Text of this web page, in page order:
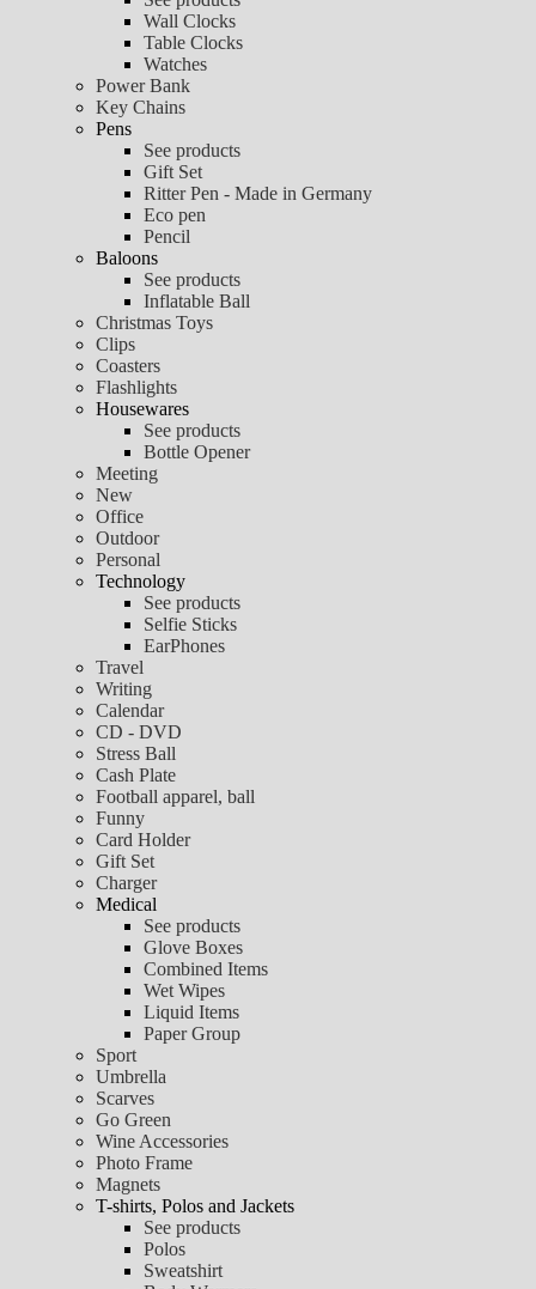
Wall Clocks
Table Clocks
Watches
Power Bank
Key Chains
Pens
See products
Gift Set
Ritter Pen - Made in Germany
Eco pen
Pencil
Baloons
See products
Inflatable Ball
Christmas Toys
Clips
Coasters
Flashlights
Housewares
See products
Bottle Opener
Meeting
New
Office
Outdoor
Personal
Technology
See products
Selfie Sticks
EarPhones
Travel
Writing
Calendar
CD - DVD
Stress Ball
Cash Plate
Football apparel, ball
Funny
Card Holder
Gift Set
Charger
Medical
See products
Glove Boxes
Combined Items
Wet Wipes
Liquid Items
Paper Group
Sport
Umbrella
Scarves
Go Green
Wine Accessories
Photo Frame
Magnets
T-shirts, Polos and Jackets
See products
Polos
Sweatshirt